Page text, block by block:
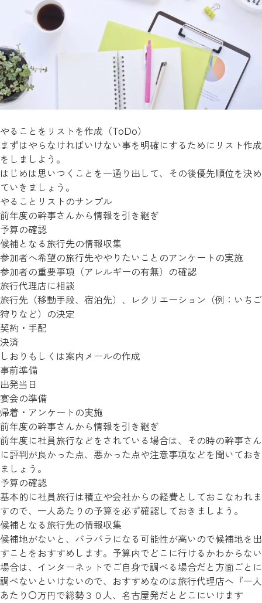
やることをリストを作成（ToDo）
まずはやらなければいけない事を明確にするためにリスト作成
をしましよう。
はじめは思いつくことを一通り出して、その後優先順位を決め
ていきましょう。
やることリストのサンプル
前年度の幹事さんから情報を引き継ぎ
予算の確認
候補となる旅行先の情報収集
参加者へ希望の旅行先ややりたいことのアンケートの実施
参加者の重要事項（アレルギーの有無）の確認
旅行代理店に相談
旅行先（移動手段、宿泊先）、レクリエーション（例：いちご
狩りなど）の決定
契約・手配
決済
しおりもしくは案内メールの作成
事前準備
出発当日
宴会の準備
帰着・アンケートの実施
前年度の幹事さんから情報を引き継ぎ
前年度に社員旅行などをされている場合は、その時の幹事さん
に評判が良かった点、悪かった点や注意事項などを聞いておき
ましょう。
予算の確認
基本的に社員旅行は積立や会社からの経費としておこなわれま
すので、一人あたりの予算を必ず確認しておきましよう。
候補となる旅行先の情報収集
候補地がないと、バラバラになる可能性が高いので候補地を出
すことをおすすめします。予算内でどこに行けるかわからない
場合は、インターネットでご自身で調べる場合だと方面ごとに
調べないといけないので、おすすめなのは旅行代理店へ『一人
あたり〇万円で総勢３０人、名古屋発だとどこにいけます